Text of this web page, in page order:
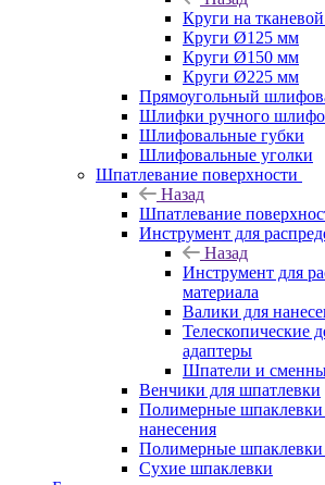
Круги на
Круги Ø125 мм
Круги Ø150 мм
Круги Ø225 мм
Прямоугольный
Шлифки ручного
Шлифовальные губки
Шлифовальные уголки
Шпатлевание поверхности
Назад
Шпатлевание
Инструмент для
Назад
Инструмент для
материала
Валики для
Телескопические
адаптеры
Шпатели и
Венчики для шпатлевки
Полимерные шпаклевки
нанесения
Полимерные шпаклевки
Сухие шпаклевки